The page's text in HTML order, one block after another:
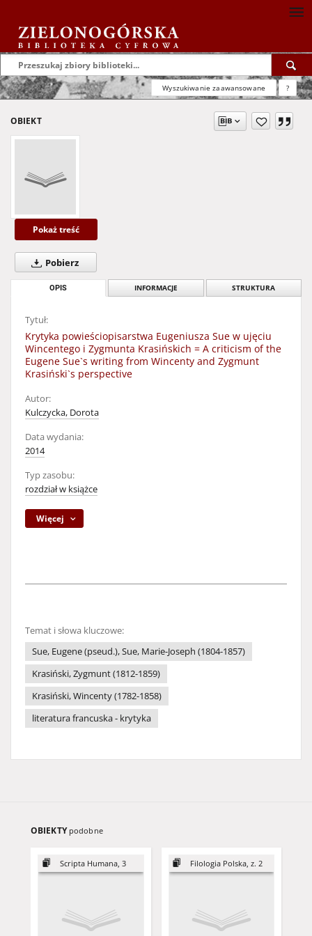
Wyszukiwanie zaawansowane ?
OBIEKT
Pokaż treść
Pobierz
OPIS INFORMACJE STRUKTURA
Tytuł:
Krytyka powieściopisarstwa Eugeniusza Sue w ujęciu
Wincentego i Zygmunta Krasińskich = A criticism of the
Eugene Sue`s writing from Wincenty and Zygmunt
Krasiński`s perspective
Autor:
Kulczycka, Dorota
Data wydania:
2014
Typ zasobu:
rozdział w książce
Więcej
Temat i słowa kluczowe:
Sue, Eugene (pseud.), Sue, Marie-Joseph (1804-1857)
Krasiński, Zygmunt (1812-1859)
Krasiński, Wincenty (1782-1858)
literatura francuska - krytyka
OBIEKTY podobne
Scripta Humana, 3 Filologia Polska, z. 2